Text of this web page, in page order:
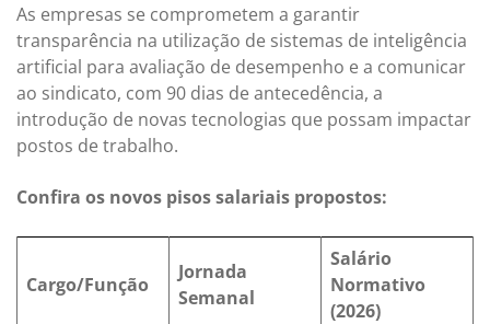
As empresas se comprometem a garantir
transparência na utilização de sistemas de inteligência
artificial para avaliação de desempenho e a comunicar
ao sindicato, com 90 dias de antecedência, a
introdução de novas tecnologias que possam impactar
postos de trabalho.
Confira os novos pisos salariais propostos:
Cargo/Função
Jornada
Semanal
Salário
Normativo
(2026)